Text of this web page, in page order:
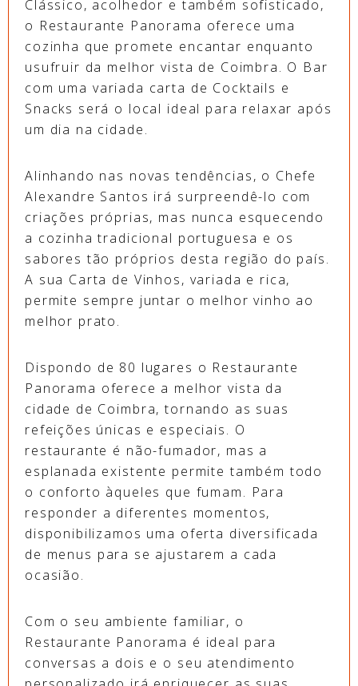
Clássico, acolhedor e também sofisticado,
o Restaurante Panorama oferece uma
cozinha que promete encantar enquanto
usufruir da melhor vista de Coimbra. O Bar
com uma variada carta de Cocktails e
Snacks será o local ideal para relaxar após
um dia na cidade.
Alinhando nas novas tendências, o Chefe
Alexandre Santos irá surpreendê-lo com
criações próprias, mas nunca esquecendo
a cozinha tradicional portuguesa e os
sabores tão próprios desta região do país.
A sua Carta de Vinhos, variada e rica,
permite sempre juntar o melhor vinho ao
melhor prato.
Dispondo de 80 lugares o Restaurante
Panorama oferece a melhor vista da
cidade de Coimbra, tornando as suas
refeições únicas e especiais. O
restaurante é não-fumador, mas a
esplanada existente permite também todo
o conforto àqueles que fumam. Para
responder a diferentes momentos,
disponibilizamos uma oferta diversificada
de menus para se ajustarem a cada
ocasião.
Com o seu ambiente familiar, o
Restaurante Panorama é ideal para
conversas a dois e o seu atendimento